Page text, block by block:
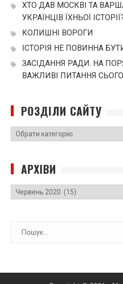
ХТО ДАВ МОСКВІ ТА
УКРАЇНЦІВ ЇХНЬОЇ
КОЛИШНІ ВОРОГИ
ІСТОРІЯ НЕ ПОВИННА
ЗАСІДАННЯ РАДИ. НА
ВАЖЛИВІ ПИТАННЯ
РОЗДІЛИ САЙТУ
РОЗДІЛИ
САЙТУ
АРХІВИ
Архіви
Search